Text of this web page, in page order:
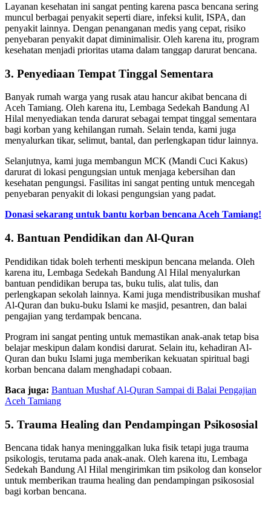
Layanan kesehatan ini sangat penting karena pasca bencana sering
muncul berbagai penyakit seperti diare, infeksi kulit, ISPA, dan
penyakit lainnya. Dengan penanganan medis yang cepat, risiko
penyebaran penyakit dapat diminimalisir. Oleh karena itu, program
kesehatan menjadi prioritas utama dalam tanggap darurat bencana.
3. Penyediaan Tempat Tinggal Sementara
Banyak rumah warga yang rusak atau hancur akibat bencana di
Aceh Tamiang. Oleh karena itu, Lembaga Sedekah Bandung Al
Hilal menyediakan tenda darurat sebagai tempat tinggal sementara
bagi korban yang kehilangan rumah. Selain tenda, kami juga
menyalurkan tikar, selimut, bantal, dan perlengkapan tidur lainnya.
Selanjutnya, kami juga membangun MCK (Mandi Cuci Kakus)
darurat di lokasi pengungsian untuk menjaga kebersihan dan
kesehatan pengungsi. Fasilitas ini sangat penting untuk mencegah
penyebaran penyakit di lokasi pengungsian yang padat.
Donasi sekarang untuk bantu korban bencana Aceh Tamiang!
4. Bantuan Pendidikan dan Al-Quran
Pendidikan tidak boleh terhenti meskipun bencana melanda. Oleh
karena itu, Lembaga Sedekah Bandung Al Hilal menyalurkan
bantuan pendidikan berupa tas, buku tulis, alat tulis, dan
perlengkapan sekolah lainnya. Kami juga mendistribusikan mushaf
Al-Quran dan buku-buku Islami ke masjid, pesantren, dan balai
pengajian yang terdampak bencana.
Program ini sangat penting untuk memastikan anak-anak tetap bisa
belajar meskipun dalam kondisi darurat. Selain itu, kehadiran Al-
Quran dan buku Islami juga memberikan kekuatan spiritual bagi
korban bencana dalam menghadapi cobaan.
Baca juga: Bantuan Mushaf Al-Quran Sampai di Balai Pengajian
Aceh Tamiang
5. Trauma Healing dan Pendampingan Psikososial
Bencana tidak hanya meninggalkan luka fisik tetapi juga trauma
psikologis, terutama pada anak-anak. Oleh karena itu, Lembaga
Sedekah Bandung Al Hilal mengirimkan tim psikolog dan konselor
untuk memberikan trauma healing dan pendampingan psikososial
bagi korban bencana.